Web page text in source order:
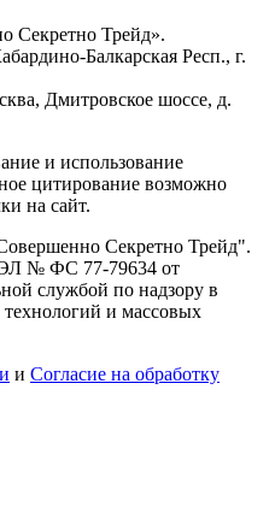
Секретно Трейд».
Балкарская Респ., г.
Дмитровское шоссе, д.
и использование
цитирование возможно
на сайт.
Секретно Трейд".
ЭЛ № ФС 77-79634 от
службой по надзору в
и массовых
и Согласие на обработку